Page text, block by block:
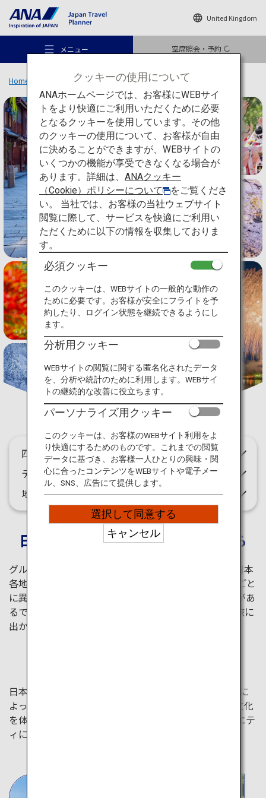
United Kingdom
メニュー 空席照会・予約
おすすめの旅
旅のアイデア
行き先
旅のお役立ち情報
ANA サービス
Home 旅のアイデア 特集
特集
日本ならではの
特別な体験
四季折々の体験
テーマ別の体験
地域別の体験
日本の魅力を発見する旅はここから
グルメから美しい自然、多彩なアクティビティまで、日本
各地のローカル文化を満喫できる特集をご紹介。季節ごと
に異なる自然美や風景など、訪れるたびに新たな発見があ
るでしょう。ANAがおすすめするユニークで本格的な旅に
出かけてみませんか？
日本の美しい四季を感じる旅へ出かけませんか？ 季節に
よって違う表情を見せる景色やアクティビティ、伝統文化
を体験しましょう。日本中の季節を体感できる、バラエテ
ィに富んだ旅のアイデアをご紹介します。
クッキーの使用について
ANAホームページでは、お客様にWEBサイ
トをより快適にご利用いただくために必要
となるクッキーを使用しています。その他
のクッキーの使用について、お客様が自由
に決めることができますが、WEBサイトの
いくつかの機能が享受できなくなる場合が
あります。詳細は、 ANAクッキー
（Cookie）ポリシーについて
をご覧くださ
い。 当社では、お客様の当社ウェブサイト
閲覧に際して、サービスを快適にご利用い
ただくために以下の情報を収集しておりま
す。
必須クッキー
このクッキーは、WEBサイトの一般的な動作の
ために必要です。お客様が安全にフライトを予
約したり、ログイン状態を継続できるようにし
ます。
分析用クッキー
WEBサイトの閲覧に関する匿名化されたデータ
を、分析や統計のために利用します。WEBサイ
トの継続的な改善に役立ちます。
パーソナライズ用クッキー
このクッキーは、お客様のWEBサイト利用をよ
り快適にするためのものです。これまでの閲覧
データに基づき、お客様一人ひとりの興味・関
心に合ったコンテンツをWEBサイトや電子メー
ル、SNS、広告にて提供します。
選択して同意する
キャンセル